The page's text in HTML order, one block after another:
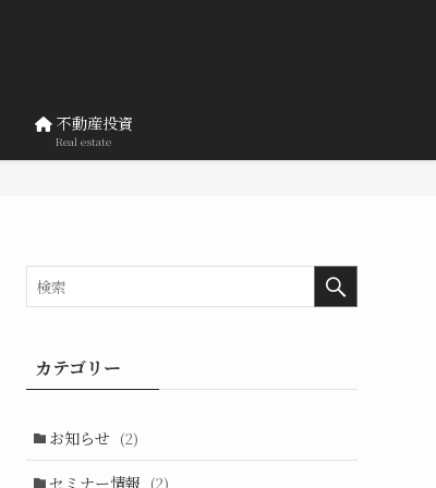
不動産投資
Real estate
カテゴリー
お知らせ (2)
セミナー情報 (2)